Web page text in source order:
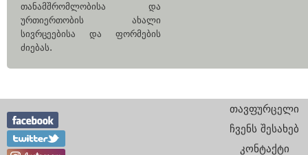
თანამშრომლობისა და
ურთიერთობის ახალი
სივრცეებისა და ფორმების
ძიებას.
თავფურცელი
ჩვენს შესახებ
კონტაქტი